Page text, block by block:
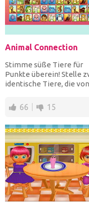
Animal Connection
Stimme süße Tiere für
Punkte überein! Stelle
identische Tiere, die von
66 15